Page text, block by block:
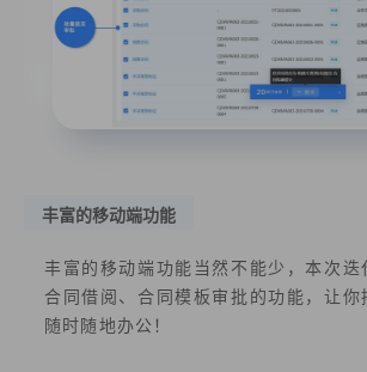
丰富的移动端功能
丰富的移动端功能当然不能少，本次迭
合同借阅、合同模板审批的功能，让你
随时随地办公！